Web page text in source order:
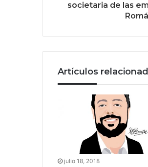
societaria de las
Artículos
julio 18, 2018